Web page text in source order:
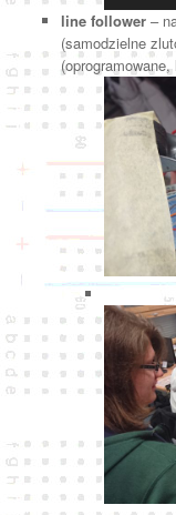
line follower–
(samodzielne